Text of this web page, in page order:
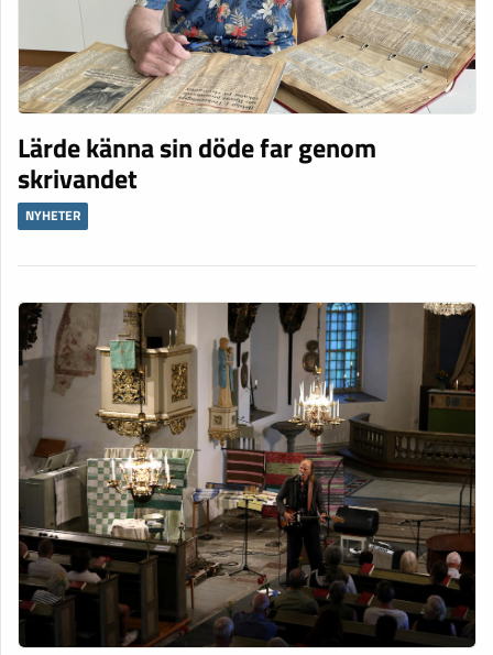
Lärde känna sin döde far genom
skrivandet
NYHETER